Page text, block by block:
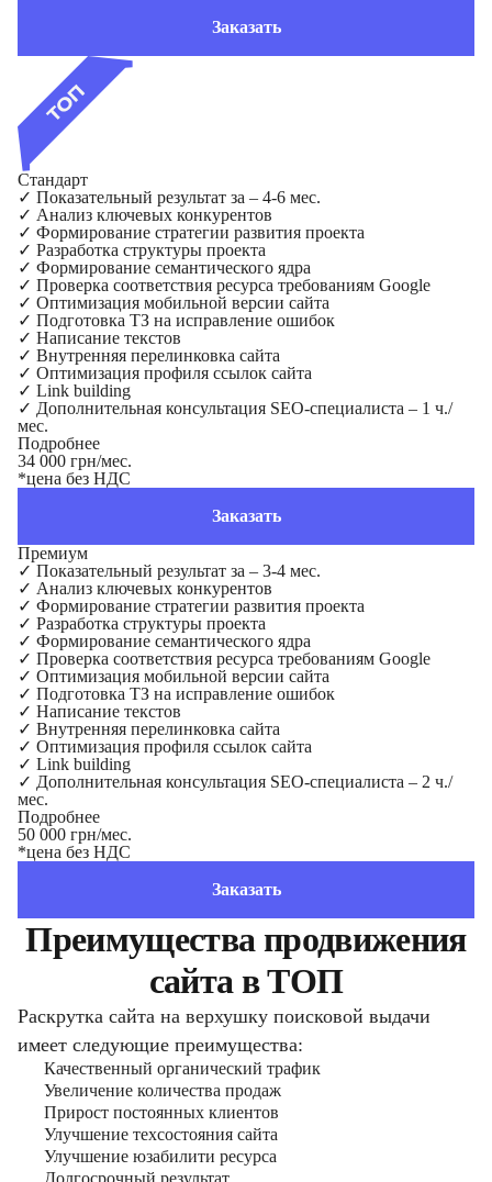
Заказать
Стандарт
✓ Показательный результат за – 4-6 мес.
✓ Анализ ключевых конкурентов
✓ Формирование стратегии развития проекта
✓ Разработка структуры проекта
✓ Формирование семантического ядра
✓ Проверка соответствия ресурса требованиям Google
✓ Оптимизация мобильной версии сайта
✓ Подготовка ТЗ на исправление ошибок
✓ Написание текстов
✓ Внутренняя перелинковка сайта
✓ Оптимизация профиля ссылок сайта
✓ Link building
✓ Дополнительная консультация SEO-специалиста – 1 ч./
мес.
Подробнее
34 000 грн/мес.
*цена без НДС
Заказать
Премиум
✓ Показательный результат за – 3-4 мес.
✓ Анализ ключевых конкурентов
✓ Формирование стратегии развития проекта
✓ Разработка структуры проекта
✓ Формирование семантического ядра
✓ Проверка соответствия ресурса требованиям Google
✓ Оптимизация мобильной версии сайта
✓ Подготовка ТЗ на исправление ошибок
✓ Написание текстов
✓ Внутренняя перелинковка сайта
✓ Оптимизация профиля ссылок сайта
✓ Link building
✓ Дополнительная консультация SEO-специалиста – 2 ч./
мес.
Подробнее
50 000 грн/мес.
*цена без НДС
Заказать
Преимущества продвижения
сайта в ТОП
Раскрутка сайта на верхушку поисковой выдачи
имеет следующие преимущества:
Качественный органический трафик
Увеличение количества продаж
Прирост постоянных клиентов
Улучшение техсостояния сайта
Улучшение юзабилити ресурса
Долгосрочный результат